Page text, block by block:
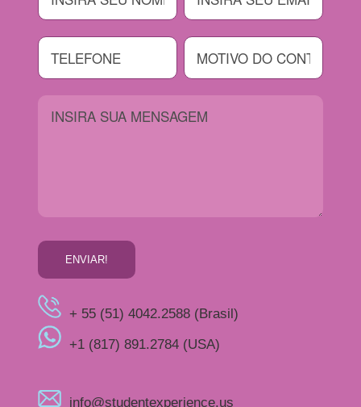
+ 55 (51) 4042.2588 (Brasil)
+1 (817) 891.2784 (USA)
info@studentexperience.us